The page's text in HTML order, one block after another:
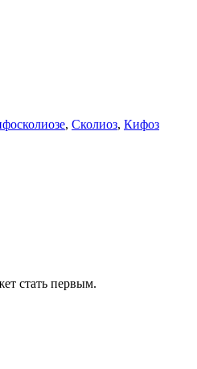
, Сколиоз, Кифоз
стать первым.